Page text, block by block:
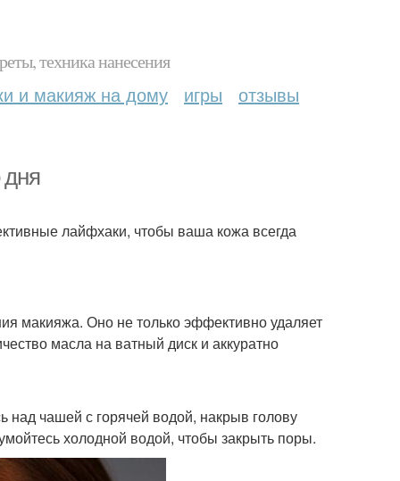
техника нанесения
и макияж на дому игры отзывы
дня
лайфхаки, чтобы ваша кожа всегда
макияжа. Оно не только эффективно удаляет
масла на ватный диск и аккуратно
над чашей с горячей водой, накрыв голову
холодной водой, чтобы закрыть поры.